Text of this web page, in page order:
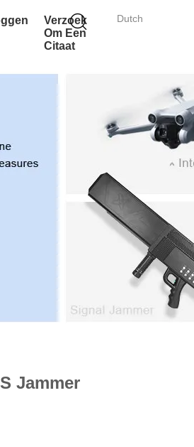
Dutch
Verzoek
Om Een
Citaat
Jammer